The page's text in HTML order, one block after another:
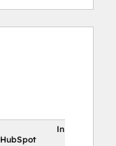
In HubSpot